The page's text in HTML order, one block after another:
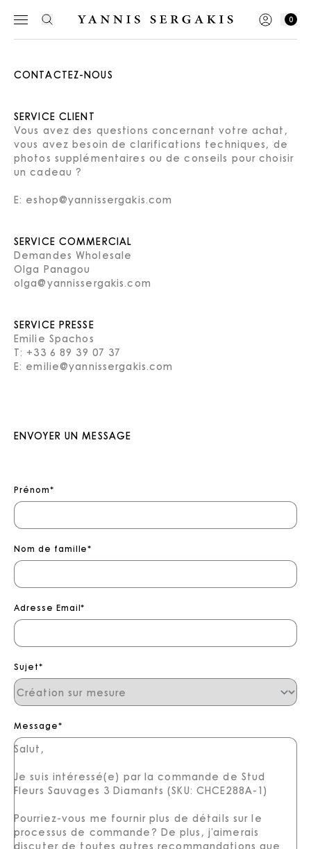
0
CONTACTEZ-NOUS
SERVICE CLIENT
Vous avez des questions concernant votre achat,
vous avez besoin de clarifications techniques, de
photos supplémentaires ou de conseils pour choisir
un cadeau ?
E: eshop@yannissergakis.com
SERVICE COMMERCIAL
Demandes Wholesale
Olga Panagou
olga@yannissergakis.com
SERVICE PRESSE
Emilie Spachos
T: +33 6 89 39 07 37
E: emilie@yannissergakis.com
ENVOYER UN MESSAGE
Prénom*
Nom de famille*
Adresse Email*
Sujet*
Message*